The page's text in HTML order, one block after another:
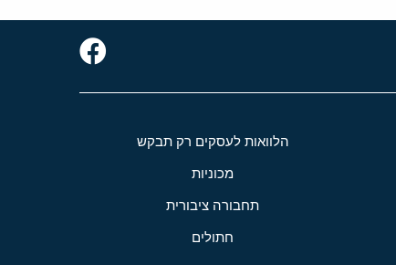
הלוואות לעסקים רק תבקש
מכוניות
תחבורה ציבורית
חתולים